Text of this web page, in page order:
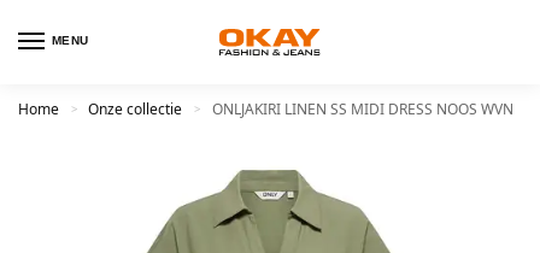
MENU
Home > Onze collectie > ONLJAKIRI LINEN SS MIDI DRESS NOOS WVN